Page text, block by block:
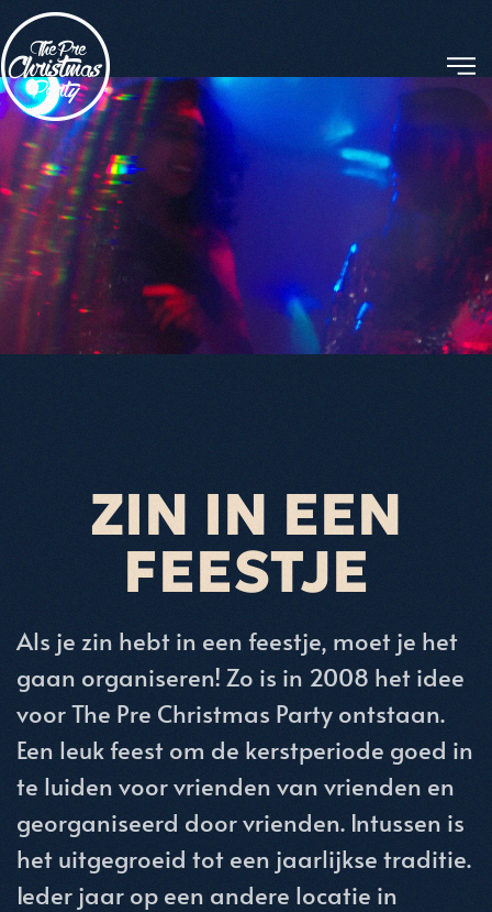
Skip to main content
ZIN IN EEN
FEESTJE
Als je zin hebt in een feestje, moet je het
gaan organiseren! Zo is in 2008 het idee
voor The Pre Christmas Party ontstaan.
Een leuk feest om de kerstperiode goed in
te luiden voor vrienden van vrienden en
georganiseerd door vrienden. Intussen is
het uitgegroeid tot een jaarlijkse traditie.
Ieder jaar op een andere locatie in